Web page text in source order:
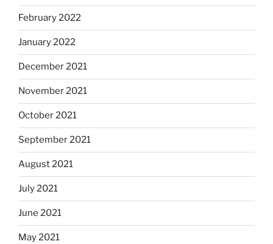
February 2022
January 2022
December 2021
November 2021
October 2021
September 2021
August 2021
July 2021
June 2021
May 2021